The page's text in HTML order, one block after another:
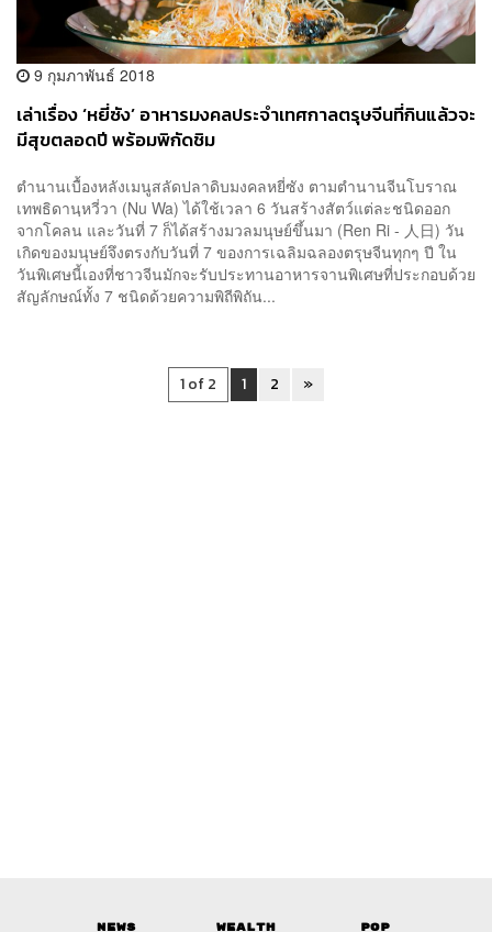
9 กุมภาพันธ์ 2018
เล่าเรื่อง ‘หยี่ซัง’ อาหารมงคลประจำเทศกาลตรุษจีนที่กินแล้วจะ
มีสุขตลอดปี พร้อมพิกัดชิม
ตำนานเบื้องหลังเมนูสลัดปลาดิบมงคลหยี่ซัง ตามตำนานจีนโบราณ
เทพธิดานฺหวี่วา (Nu Wa) ได้ใช้เวลา 6 วันสร้างสัตว์แต่ละชนิดออก
จากโคลน และวันที่ 7 ก็ได้สร้างมวลมนุษย์ขึ้นมา (Ren Ri - 人日) วัน
เกิดของมนุษย์จึงตรงกับวันที่ 7 ของการเฉลิมฉลองตรุษจีนทุกๆ ปี ใน
วันพิเศษนี้เองที่ชาวจีนมักจะรับประทานอาหารจานพิเศษ​ที่ประกอบด้วย
สัญลักษณ์ทั้ง 7 ชนิดด้วยความพิถีพิถัน...
1 of 2 1 2 »
News Wealth Pop